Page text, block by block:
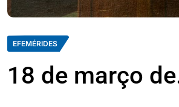
EFEMÉRIDES
18 de março